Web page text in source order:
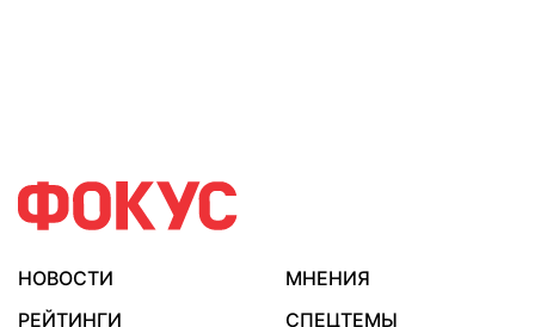
НОВОСТИ
МНЕНИЯ
РЕЙТИНГИ
СПЕЦТЕМЫ